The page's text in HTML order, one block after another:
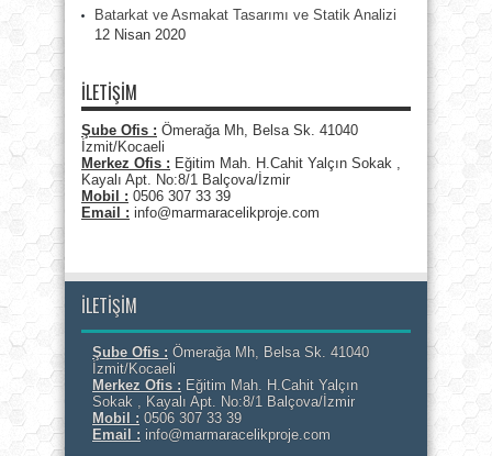
Batarkat ve Asmakat Tasarımı ve Statik Analizi
12 Nisan 2020
İLETİŞİM
Şube Ofis : Ömerağa Mh, Belsa Sk. 41040
İzmit/Kocaeli
Merkez Ofis : Eğitim Mah. H.Cahit Yalçın Sokak ,
Kayalı Apt. No:8/1 Balçova/İzmir
Mobil : 0506 307 33 39
Email : info@marmaracelikproje.com
İLETİŞİM
Şube Ofis : Ömerağa Mh, Belsa Sk. 41040
İzmit/Kocaeli
Merkez Ofis : Eğitim Mah. H.Cahit Yalçın
Sokak , Kayalı Apt. No:8/1 Balçova/İzmir
Mobil : 0506 307 33 39
Email : info@marmaracelikproje.com